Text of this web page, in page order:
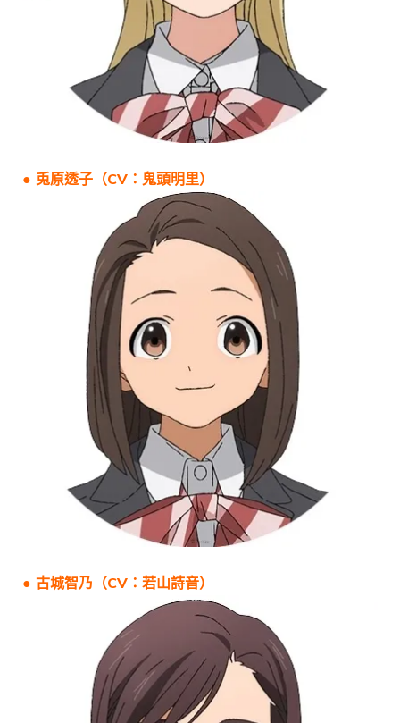
● 兎原透子（CV：鬼頭明里）
● 古城智乃（CV：若山詩音）